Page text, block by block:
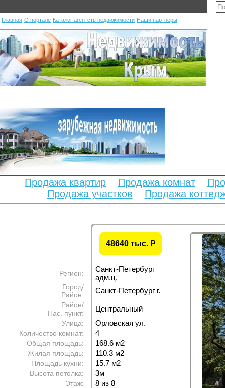
Главная О портале Каталог агентств недвижимости Наши партнёры
Продажа квартир Продажа комнат
Продажа участков
Продажа
48640 тыс. P
Регион:
Санкт-Петербург
адм.ц.
Город/
Район:
Санкт-Петербург г.
Район/
Нас. пункт:
Центральный
Улица: Орловская ул.
Количество комнат: 4
Общая площадь: 168.6 м2
Жилая площадь: 110.3 м2
Площадь кухни: 15.7 м2
Высота потолка: 3м
Этаж: 8 из 8